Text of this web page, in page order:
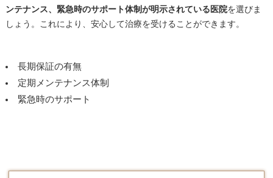
ンテナンス、緊急時のサポート体制が明示されている医院を選びま
しょう。これにより、安心して治療を受けることができます。
長期保証の有無
定期メンテナンス体制
緊急時のサポート